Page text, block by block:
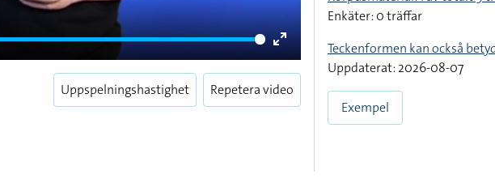
Enter
fullscreen
Uppspelningshastighet Repetera video
Enkäter: 0 träffar
Teckenformen kan också
Uppdaterat: 2026-08-07
Exempel